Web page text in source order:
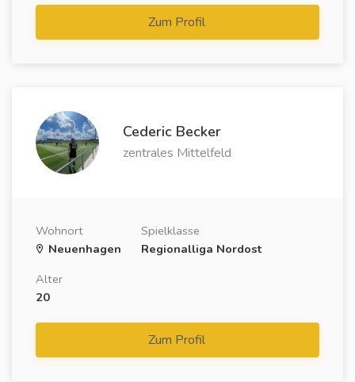
Zum Profil
Cederic Becker
zentrales Mittelfeld
Wohnort
Neuenhagen
Spielklasse
Regionalliga Nordost
Alter
20
Zum Profil